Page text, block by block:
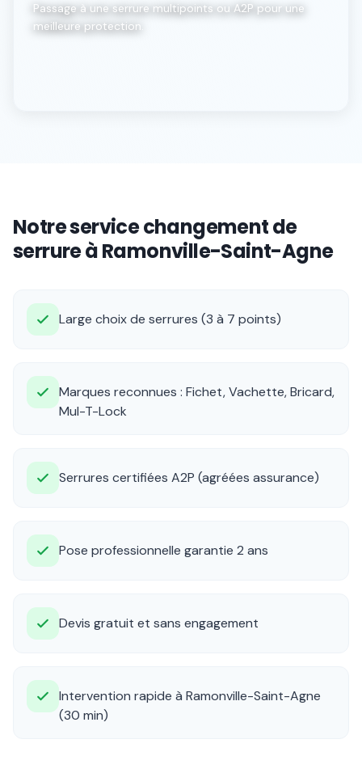
Passage à une serrure multipoints ou A2P pour une
meilleure protection.
Notre service changement de
serrure à Ramonville-Saint-Agne
Large choix de serrures (3 à 7 points)
Marques reconnues : Fichet, Vachette, Bricard,
Mul-T-Lock
Serrures certifiées A2P (agréées assurance)
Pose professionnelle garantie 2 ans
Devis gratuit et sans engagement
Intervention rapide à Ramonville-Saint-Agne
(30 min)